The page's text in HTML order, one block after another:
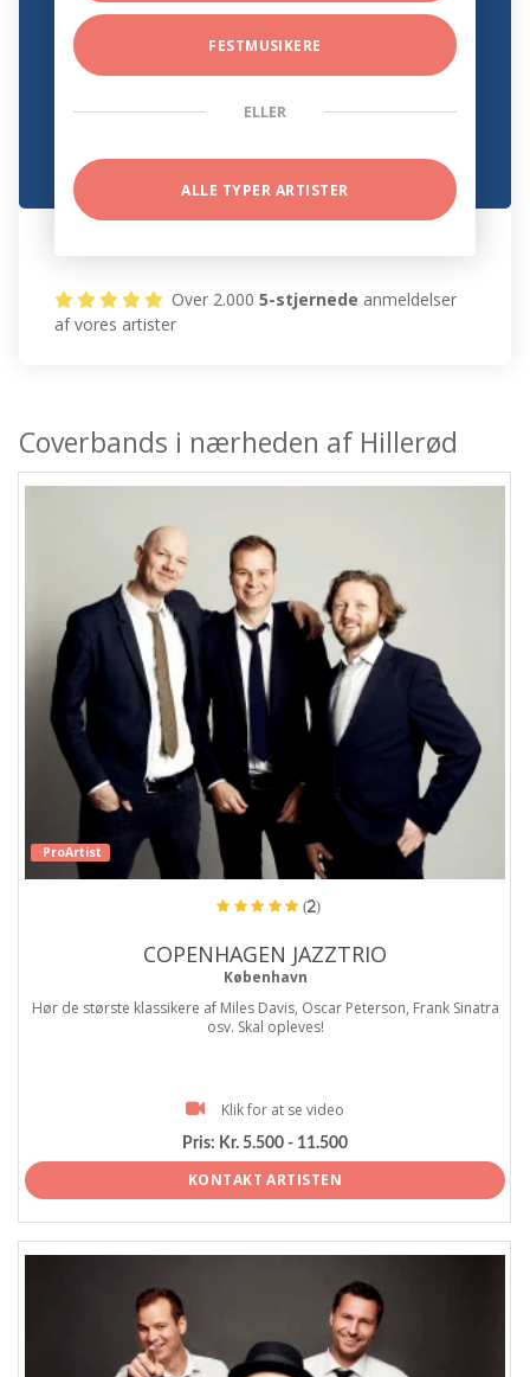
FESTMUSIKERE
ELLER
ALLE TYPER ARTISTER
Over 2.0005-stjernede anmeldelser
af vores artister
Coverbands i nærheden af Hillerød
ProArtist
(2)
COPENHAGEN JAZZTRIO
København
Hør de største klassikere af Miles Davis, Oscar Peterson, Frank Sinatra
osv. Skal opleves!
Klik for at se video
Pris: Kr. 5.500 - 11.500
KONTAKT ARTISTEN